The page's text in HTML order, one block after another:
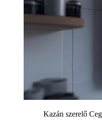
Kazán szerelő